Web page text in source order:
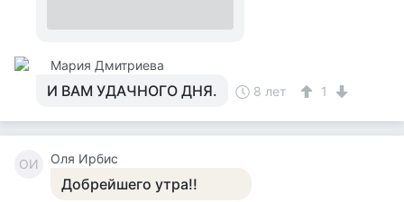
Мария Дмитриева
И ВАМ УДАЧНОГО ДНЯ. 8 лет 1
ОИ Оля Ирбис
Добрейшего утра!!